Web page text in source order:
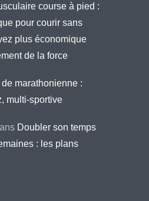
course à pied :
pour courir sans
plus économique
de la force
de marathonienne :
multi-sportive
Doubler son temps
: les plans